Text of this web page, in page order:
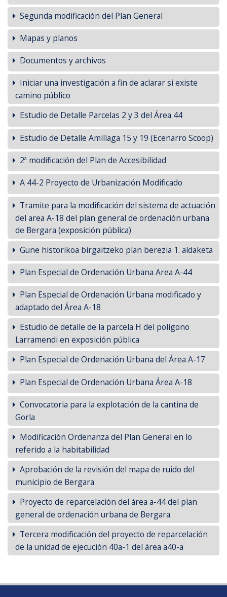
Segunda modificación del Plan General
Mapas y planos
Documentos y archivos
Iniciar una investigación a fin de aclarar si existe
camino público
Estudio de Detalle Parcelas 2 y 3 del Área 44
Estudio de Detalle Amillaga 15 y 19 (Ecenarro Scoop)
2ª modificación del Plan de Accesibilidad
A 44-2 Proyecto de Urbanización Modificado
Tramite para la modificación del sistema de actuación
del area A-18 del plan general de ordenación urbana
de Bergara (exposición pública)
Gune historikoa birgaitzeko plan berezia 1. aldaketa
Plan Especial de Ordenación Urbana Area A-44
Plan Especial de Ordenación Urbana modificado y
adaptado del Área A-18
Estudio de detalle de la parcela H del polígono
Larramendi en exposición pública
Plan Especial de Ordenación Urbana del Área A-17
Plan Especial de Ordenación Urbana Área A-18
Convocatoria para la explotación de la cantina de
Gorla
Modificación Ordenanza del Plan General en lo
referido a la habitabilidad
Aprobación de la revisión del mapa de ruido del
municipio de Bergara
Proyecto de reparcelación del área a-44 del plan
general de ordenación urbana de Bergara
Tercera modificación del proyecto de reparcelación
de la unidad de ejecución 40a-1 del área a40-a